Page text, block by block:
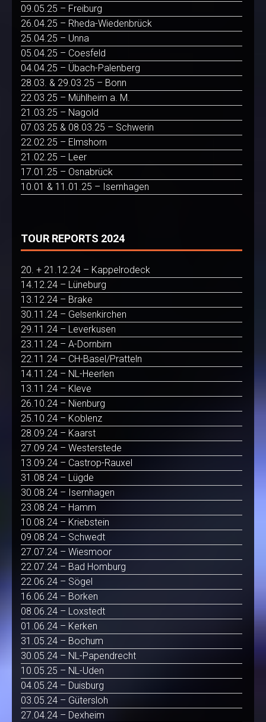
09.05.25 – Freiburg
26.04.25 – Rheda-Wiedenbrück
25.04.25 – Unna
05.04.25 – Coesfeld
04.04.25 – Übach-Palenberg
28.03. & 29.03.25 – Bonn
22.03.25 – Mühlheim a. M.
21.03.25 – Nagold
07.03.25 & 08.03.25 – Schwerin
22.02.25 – Elmshorn
21.02.25 – Leer
17.01.25 – Osnabrück
10.01 & 11.01.25 – Isernhagen
TOUR REPORTS 2024
20. + 21.12.24 – Kappelrodeck
14.12.24 – Lüneburg
13.12.24 – Brake
30.11.24 – Gelsenkirchen
29.11.24 – Leverkusen
23.11.24 – A-Dornbirn
22.11.24 – CH-Basel/Pratteln
14.11.24 – NL-Heerlen
13.11.24 – Kleve
26.10.24 – Nienburg
25.10.24 – Koblenz
28.09.24 – Kaarst
27.09.24 – Westerstede
13.09.24 – Castrop-Rauxel
31.08.24 – Lügde
30.08.24 – Isernhagen
23.08.24 – Hamm
10.08.24 – Kriebstein
09.08.24 – Schwedt
27.07.24 – Wiesmoor
22.07.24 – Bad Homburg
22.06.24 – Sögel
16.06.24 – Borken
08.06.24 – Loxstedt
01.06.24 – Kerken
31.05.24 – Bochum
30.05.24 – NL-Papendrecht
10.05.25 – NL-Uden
04.05.24 – Duisburg
03.05.24 – Gütersloh
27.04.24 – Dexheim